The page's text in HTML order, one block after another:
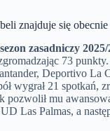
znajduje się
zasadniczy
73
Deportivo La
wygrał 21 spotkań,
pozwolił mu
Las Palmas, a